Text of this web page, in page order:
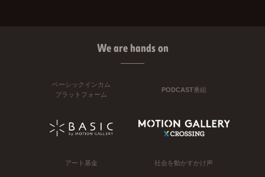
We are hands on
ベーシックインカム
プラットフォーム
PODCAST番組
アート基金 社会を動かすかけ声